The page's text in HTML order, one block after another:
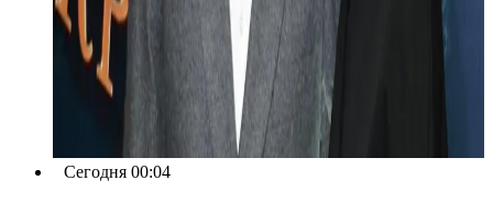
Сегодня 00:04